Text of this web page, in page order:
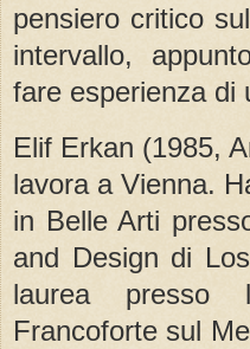
pensiero critico
intervallo,
fare esperienza di
Elif Erkan (1985,
lavora a Vienna.
in Belle Arti
and Design di
laurea presso
Francoforte sul